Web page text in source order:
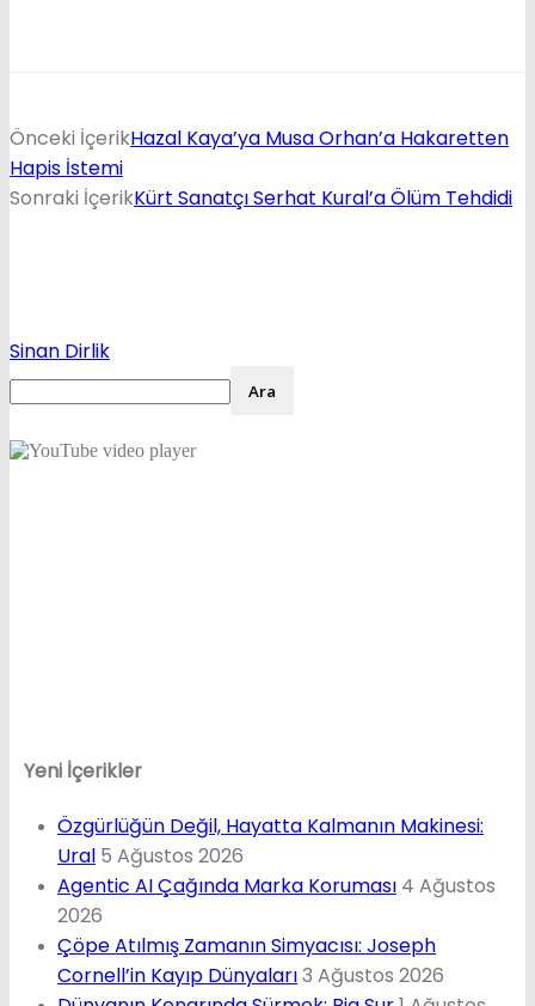
Önceki İçerikHazal Kaya’ya Musa Orhan’a Hakaretten
Hapis İstemi
Sonraki İçerikKürt Sanatçı Serhat Kural’a Ölüm Tehdidi
Sinan Dirlik
Yeni İçerikler
Özgürlüğün Değil, Hayatta Kalmanın Makinesi:
Ural 5 Ağustos 2026
Agentic AI Çağında Marka Koruması 4 Ağustos
2026
Çöpe Atılmış Zamanın Simyacısı: Joseph
Cornell’in Kayıp Dünyaları3 Ağustos 2026